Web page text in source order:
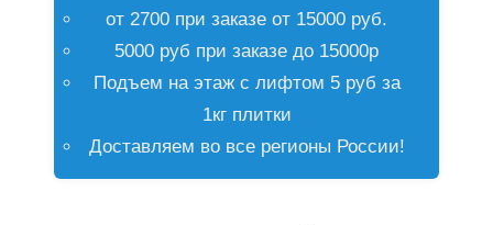
от 2700 при заказе от 15000 руб.
5000 руб при заказе до 15000р
Подъем на этаж с лифтом 5 руб за
1кг плитки
Доставляем во все регионы России!